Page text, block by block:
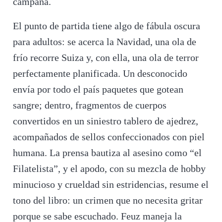
El punto de partida tiene algo de fábula oscura
para adultos: se acerca la Navidad, una ola de
frío recorre Suiza y, con ella, una ola de terror
perfectamente planificada. Un desconocido
envía por todo el país paquetes que gotean
sangre; dentro, fragmentos de cuerpos
convertidos en un siniestro tablero de ajedrez,
acompañados de sellos confeccionados con piel
humana. La prensa bautiza al asesino como “el
Filatelista”, y el apodo, con su mezcla de hobby
minucioso y crueldad sin estridencias, resume el
tono del libro: un crimen que no necesita gritar
porque se sabe escuchado. Feuz maneja la